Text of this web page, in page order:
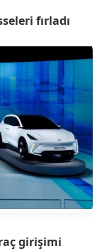
fırladı
girişimi